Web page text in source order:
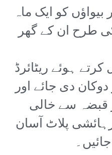
بیواؤں کو ایک ماہ
طرح ان کے گھر
کرتے ہوئے ریٹائرڈ
دی جائے اور
قبضہ سے خالی
پلاٹ آسان